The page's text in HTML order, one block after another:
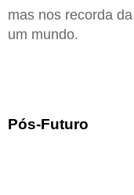
mas nos recorda
um mundo.
Pós-Futuro